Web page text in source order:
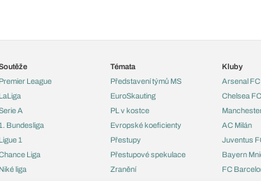
Premier League
LaLiga
A
Bundesliga
Ligue 1
Liga
Niké liga
Témata
Představení týmů MS
EuroSkauting
PL v kostce
Evropské koeficienty
Přestupy
Přestupové spekulace
Zranění
Kluby
Arsenal FC
Chelsea FC
AC Milán
Juventus
Bayern
FC